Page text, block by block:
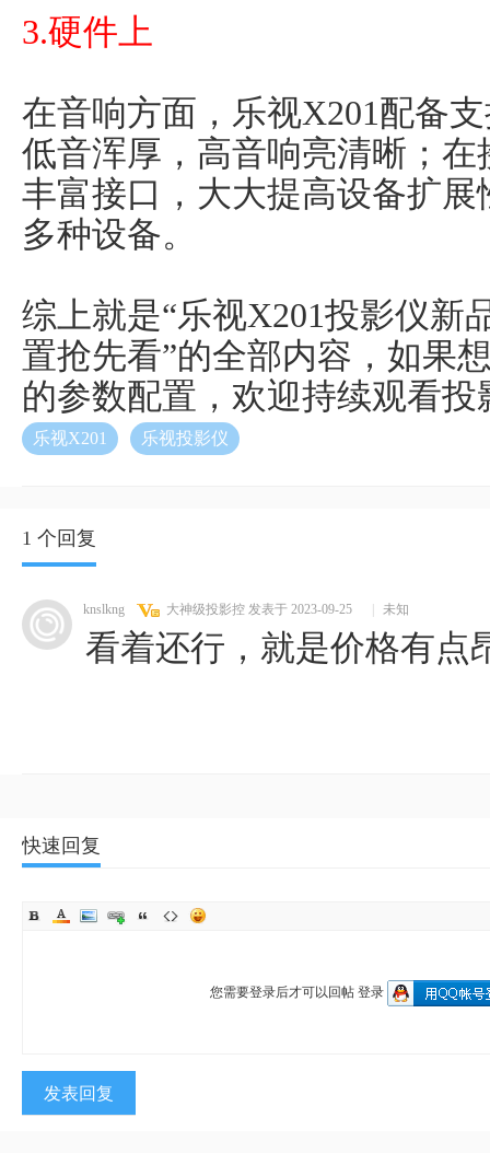
3.硬件上
在音响方面，乐视X201配备
低音浑厚，高音响亮清晰；
丰富接口，大大提高设备扩
多种设备。
综上就是“乐视X201投影仪新
置抢先看”的全部内容，如果
的参数配置，欢迎持续观看投
乐视X201 乐视投影仪
1 个回复
knslkng 大神级投影控 发表于 2023-09-25 未知
看着还行，就是价格有点
快速回复
您需要登录后才可以回帖 登录
发表回复